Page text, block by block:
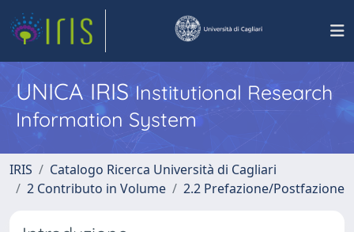
UNICA IRISInstitutional Research
Information System
IRIS
Catalogo Ricerca Università di Cagliari
2 Contributo in Volume
2.2 Prefazione/Postfazione